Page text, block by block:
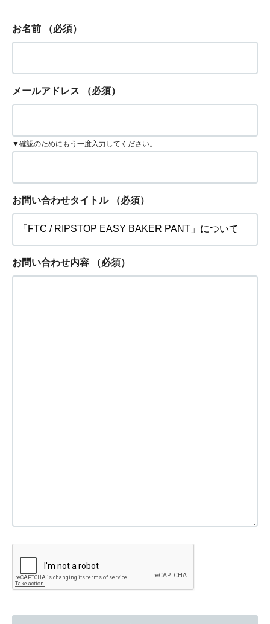
お名前 （必須）
メールアドレス （必須）
▼確認のためにもう一度入力してください。
お問い合わせタイトル （必須）
お問い合わせ内容 （必須）